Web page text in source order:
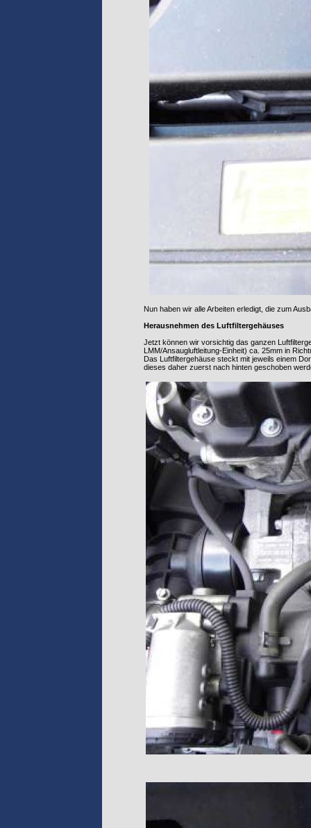
Nun haben wir alle Arbeiten erledigt, die zum
Herausnehmen des Luftfiltergehäuses
Jetzt können wir vorsichtig das ganzen
LMM/Ansaugluftleitung-Einheit) ca. 25mm in
Das Luftfiltergehäuse steckt mit jeweils einem
dieses daher zuerst nach hinten geschoben